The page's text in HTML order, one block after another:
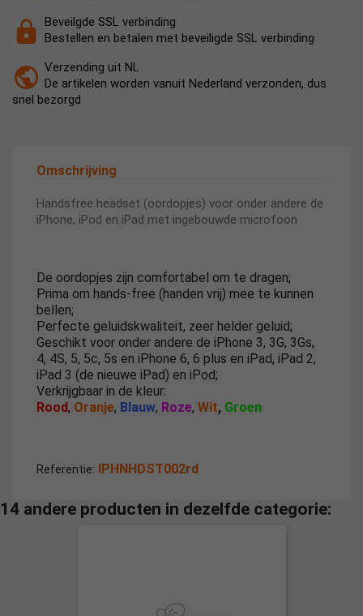
Beveilgde SSL verbinding
Bestellen en betalen met beveiligde SSL verbinding
Verzending uit NL
De artikelen worden vanuit Nederland verzonden, dus
snel bezorgd
Omschrijving
Handsfree headset (oordopjes) voor onder andere de
iPhone, iPod en iPad met ingebouwde microfoon
De oordopjes zijn comfortabel om te dragen;
Prima om hands-free (handen vrij) mee te kunnen
bellen;
Perfecte geluidskwaliteit, zeer helder geluid;
Geschikt voor onder andere de iPhone 3, 3G, 3Gs,
4, 4S, 5, 5c, 5s en iPhone 6, 6 plus en iPad, iPad 2,
iPad 3 (de nieuwe iPad) en iPod;
Verkrijgbaar in de kleur:
Rood, Oranje, Blauw, Roze, Wit, Groen
Referentie: IPHNHDST002rd
14 andere producten in dezelfde categorie: